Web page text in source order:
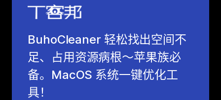
BuhoCleaner 轻松找出空间不
足、占用资源病根～苹果族必
备。MacOS 系统一键优化工
具！